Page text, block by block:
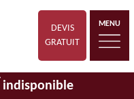
DEVIS
GRATUIT
MENU
indisponible